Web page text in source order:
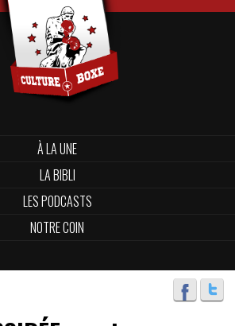
À LA UNE
LA BIBLI
LES PODCASTS
NOTRE COIN